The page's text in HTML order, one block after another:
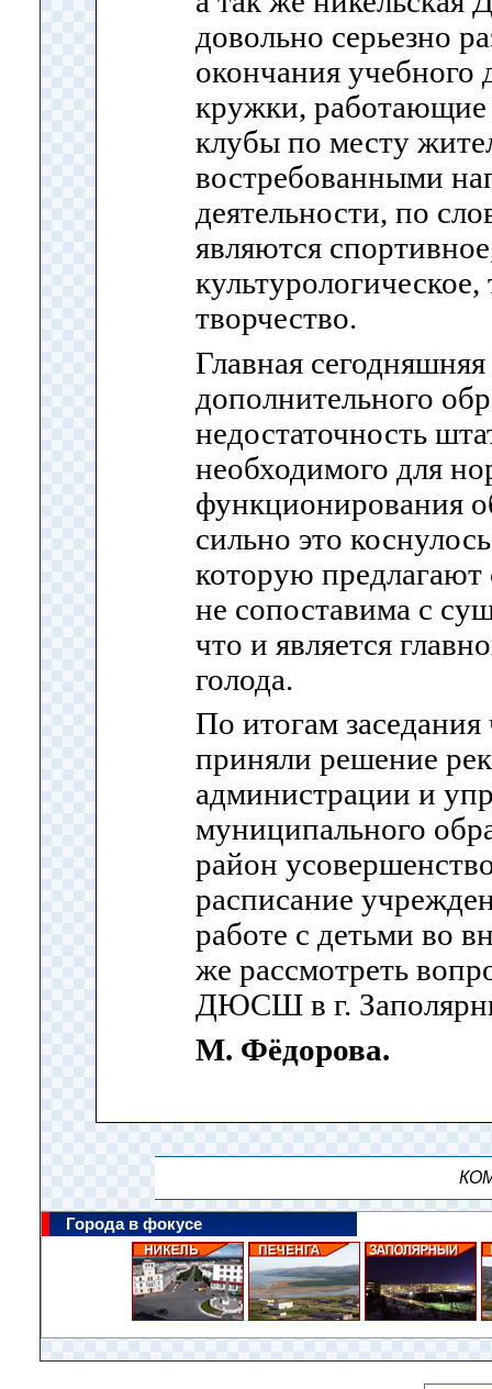
довольно серьезно
окончания учебного
кружки, работающие
клубы по месту
востребованными
деятельности, по
являются
культурологическое,
творчество.
Главная
дополнительного
недостаточность
необходимого для
функционирования
сильно это
которую
не сопоставима с
что и является
голода.
По итогам
приняли решение
администрации и
муниципального
район
расписание
работе с детьми во
же рассмотреть
ДЮСШ в г.
М. Фёдорова.
Города в фокусе